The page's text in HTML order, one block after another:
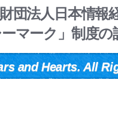
団法人日本情報
ーマーク」制度
and Hearts. All